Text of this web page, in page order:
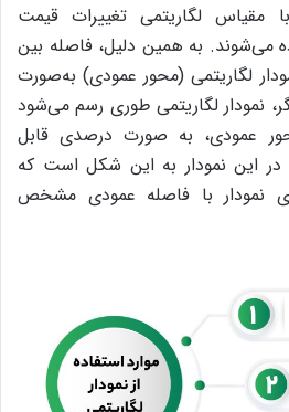
مقیاس لگاریتمی تغییرات قیمت
می‌شوند. به همین دلیل، فاصله بین
لگاریتمی (محور عمودی) به‌صورت
نمودار لگاریتمی طوری رسم می‌شود
عمودی، به صورت درصدی قابل
در این نمودار به این شکل است که
نمودار با فاصله عمودی مشخص